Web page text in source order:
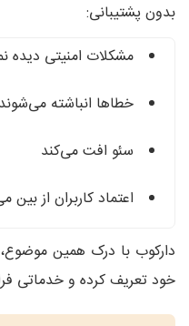
بدون پشتیبانی:
مشکلات امنیتی دیده
خطاها انباشته می‌شوند
سئو افت می‌کند
اعتماد کاربران از بین
دارکوب با درک همین موضوع،
خود تعریف کرده و خدماتی